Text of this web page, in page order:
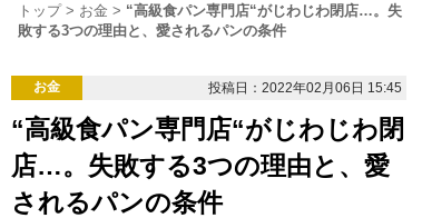
トップ お金
“高級食パン専門店“がじわじわ閉店…。失
敗する3つの理由と、愛されるパンの条件
お金 投稿日：2022年02月06日 15:45
“高級食パン専門店“がじわじわ閉
店…。失敗する3つの理由と、愛
されるパンの条件